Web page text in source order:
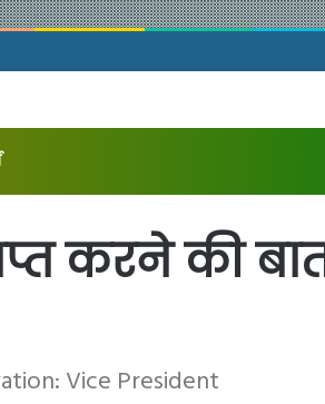
करने की
Vice President